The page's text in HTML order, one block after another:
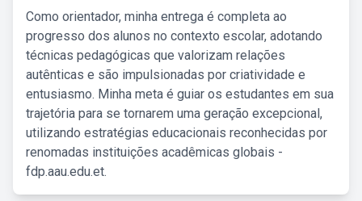
Como orientador, minha entrega é completa ao
progresso dos alunos no contexto escolar, adotando
técnicas pedagógicas que valorizam relações
autênticas e são impulsionadas por criatividade e
entusiasmo. Minha meta é guiar os estudantes em sua
trajetória para se tornarem uma geração excepcional,
utilizando estratégias educacionais reconhecidas por
renomadas instituições acadêmicas globais -
fdp.aau.edu.et.